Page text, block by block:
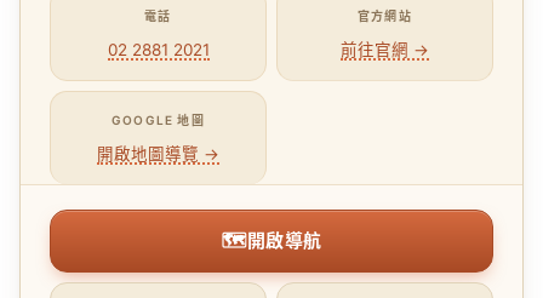
電話
02 2881 2021
官方網站
前往官網 →
GOOGLE 地圖
開啟地圖導覽 →
🗺開啟導航